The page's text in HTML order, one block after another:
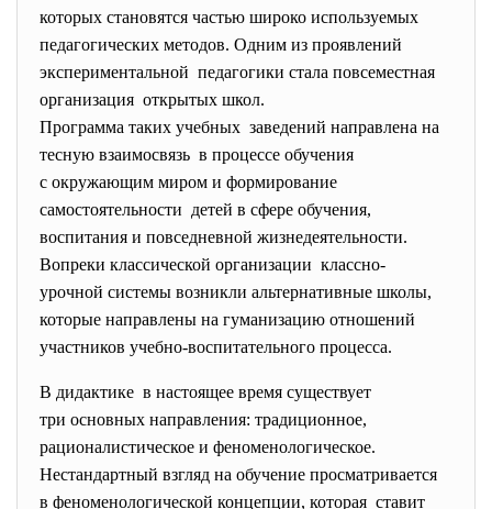
которых становятся частью широко используемых
педагогических методов. Одним из проявлений
экспериментальной педагогики стала повсеместная
организация открытых школ.
Программа таких учебных заведений направлена на
тесную взаимосвязь в процессе обучения
с окружающим миром и формирование
самостоятельности детей в сфере обучения,
воспитания и повседневной жизнедеятельности.
Вопреки классической организации классно-
урочной системы возникли альтернативные школы,
которые направлены на гуманизацию отношений
участников учебно-воспитательного процесса.
В дидактике в настоящее время существует
три основных направления: традиционное,
рационалистическое и феноменологическое.
Нестандартный взгляд на обучение просматривается
в феноменологической концепции, которая ставит